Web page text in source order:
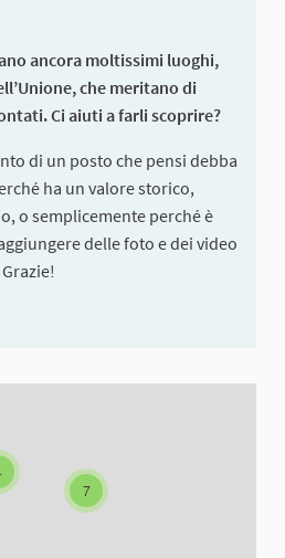
ancora moltissimi luoghi,
che meritano di
Ci aiuti a farli scoprire?
di un posto che pensi debba
ha un valore storico,
o semplicemente perché è
delle foto e dei video
mappa che presenta gli
7